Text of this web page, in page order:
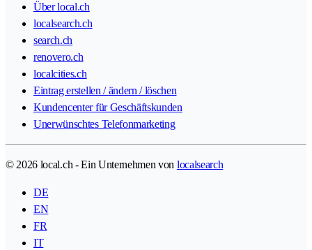
Über local.ch
localsearch.ch
search.ch
renovero.ch
localcities.ch
Eintrag erstellen / ändern / löschen
Kundencenter für Geschäftskunden
Unerwünschtes Telefonmarketing
© 2026 local.ch - Ein Unternehmen von localsearch
DE
EN
FR
IT